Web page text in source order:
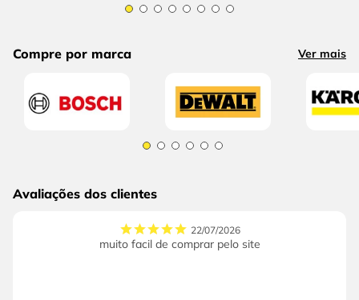
Compre por marca Ver mais
Avaliações dos clientes
22/07/2026
muito facil de comprar pelo site